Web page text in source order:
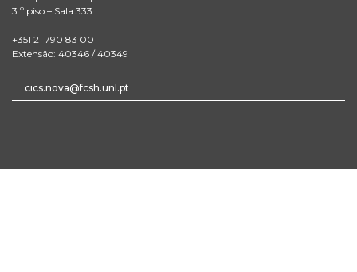
3.º piso – Sala 333
+351 21 790 83 00
Extensão: 40346 / 40349
cics.nova@fcsh.unl.pt